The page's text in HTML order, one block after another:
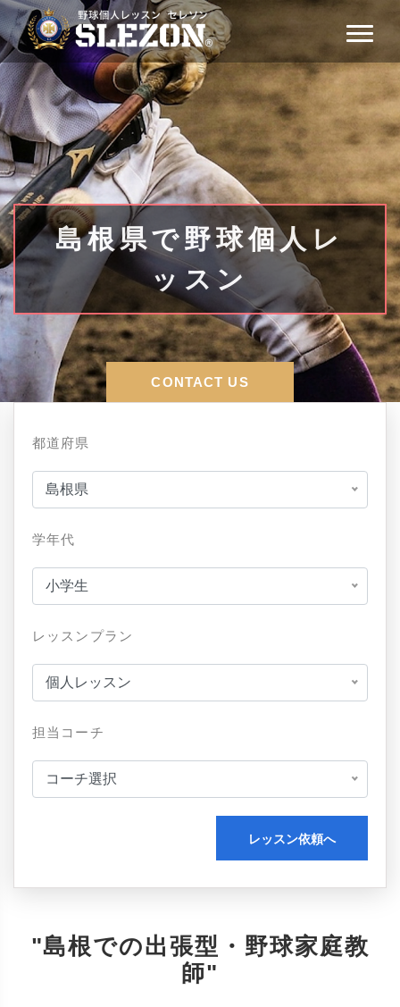
島根県で野球個人レ
ッスン
CONTACT US
都道府県
島根県
学年代
小学生
レッスンプラン
個人レッスン
担当コーチ
コーチ選択
レッスン依頼へ
"島根での出張型・野球家庭教
師"